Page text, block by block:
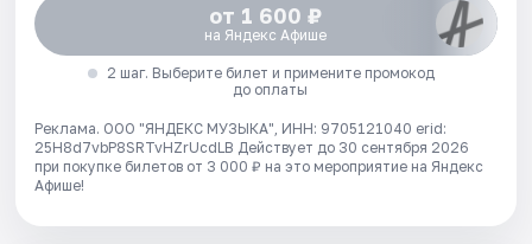
от 1 600 ₽
на Яндекс Афише
2 шаг. Выберите билет и примените промокод
до оплаты
Реклама. ООО "ЯНДЕКС МУЗЫКА", ИНН: 9705121040 erid:
25H8d7vbP8SRTvHZrUcdLB Действует до 30 сентября 2026
при покупке билетов от 3 000 ₽ на это мероприятие на Яндекс
Афише!